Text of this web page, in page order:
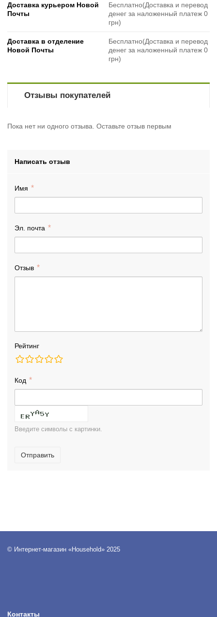
Доставка курьером Новой
Почты
Бесплатно(Доставка и перевод
денег за наложенный платеж 0
грн)
Доставка в отделение
Новой Почты
Бесплатно(Доставка и перевод
денег за наложенный платеж 0
грн)
Отзывы покупателей
Пока нет ни одного отзыва. Оставьте отзыв первым
Написать отзыв
Имя
Эл. почта
Отзыв
Рейтинг
Код
Введите символы с картинки.
Отправить
© Интернет-магазин «Household» 2025
Контакты